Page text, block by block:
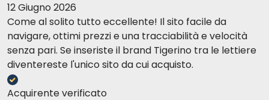
12 Giugno 2026
Come al solito tutto eccellente! Il sito facile da
navigare, ottimi prezzi e una tracciabilità e velocità
senza pari. Se inseriste il brand Tigerino tra le lettiere
diventereste l'unico sito da cui acquisto.
Acquirente verificato